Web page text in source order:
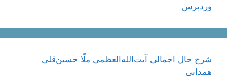
وردپرس
شرح حال اجمالی آیت‌الله‌العظمی ملّا حسین‌قلی
همدانی